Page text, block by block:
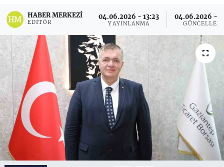
HABER MERKEZI
EDITÖR
04.06.2026 - 13:23
YAYINLANMA
04.06.2026 -